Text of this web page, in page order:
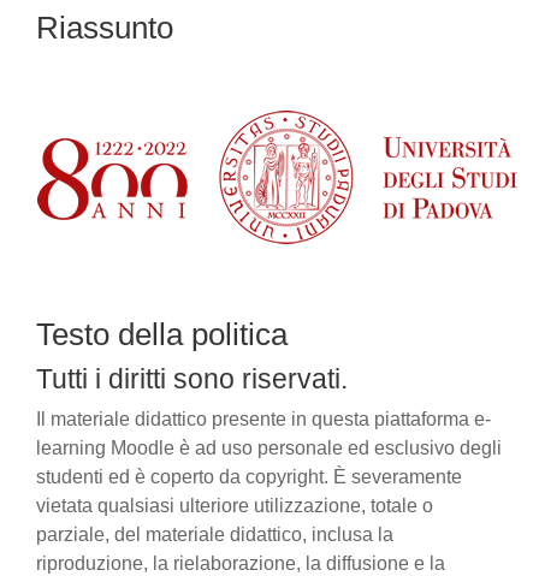
Riassunto
Testo della politica
Tutti i diritti sono riservati.
Il materiale didattico presente in questa piattaforma e-
learning Moodle è ad uso personale ed esclusivo degli
studenti ed è coperto da copyright. È severamente
vietata qualsiasi ulteriore utilizzazione, totale o
parziale, del materiale didattico, inclusa la
riproduzione, la rielaborazione, la diffusione e la